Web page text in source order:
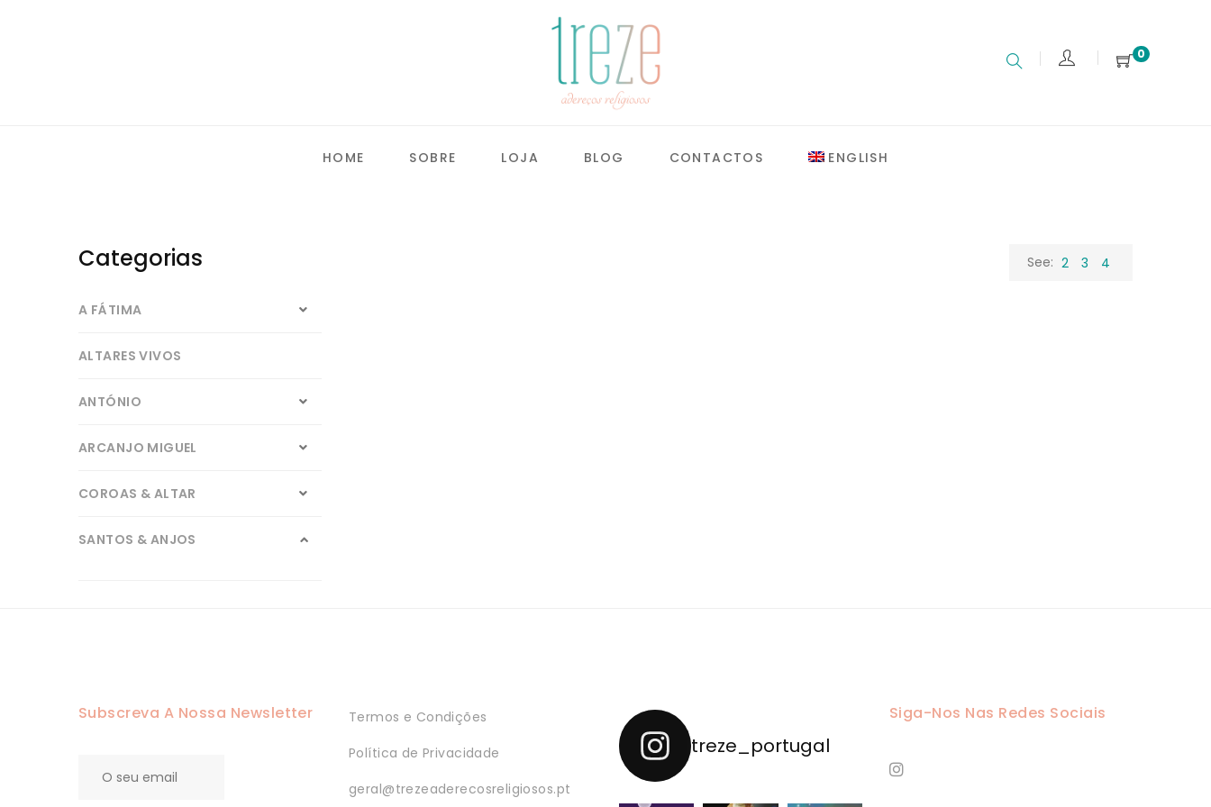
0
HOME SOBRE LOJA BLOG CONTACTOS ENGLISH
Categorias
A FÁTIMA
ALTARES VIVOS
ANTÓNIO
ARCANJO MIGUEL
COROAS & ALTAR
SANTOS & ANJOS
Cristo em Your Blend
Cristo em Your Touch
See: 2 3 4
Subscreva A Nossa Newsletter
Termos e Condições
Política de Privacidade
geral@trezeaderecosreligiosos.pt
treze_portugal
Siga-Nos Nas Redes Sociais